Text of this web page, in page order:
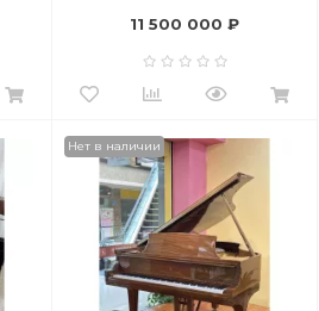
11 500 000 ₽
Нет в наличии